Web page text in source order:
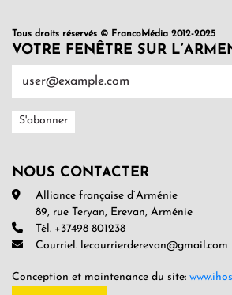
Tous droits réservés © FrancoMédia 2012-2025
VOTRE FENÊTRE SUR
NOUS CONTACTER
Alliance française d’Arménie
89, rue Teryan, Erevan, Arménie
Tél. +37498 801238
Courriel. lecourrierderevan@gmail.com
Conception et maintenance du site: